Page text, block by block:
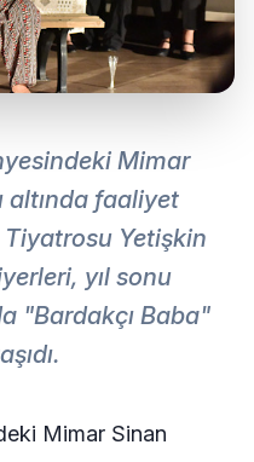
Mimar
altında faaliyet
Yetişkin
yıl sonu
"Bardakçı Baba"
Mimar Sinan